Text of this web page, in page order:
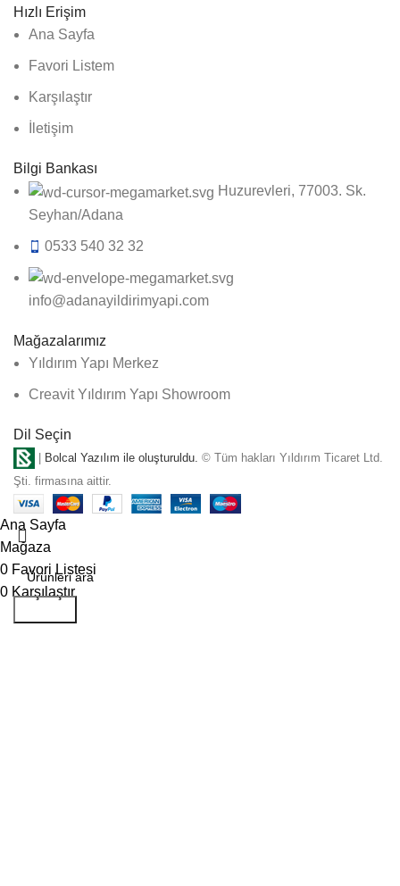
Hızlı Erişim
Ana Sayfa
Favori Listem
Karşılaştır
İletişim
Bilgi Bankası
Huzurevleri, 77003. Sk.
Seyhan/Adana
0533 540 32 32
info@adanayildirimyapi.com
Mağazalarımız
Yıldırım Yapı Merkez
Creavit Yıldırım Yapı Showroom
Dil Seçin
Bolcal Yazılım ile oluşturuldu. © Tüm hakları Yıldırım Ticaret Ltd.
Şti. firmasına aittir.
Ana Sayfa
Mağaza
0 Favori Listesi
0 Karşılaştır